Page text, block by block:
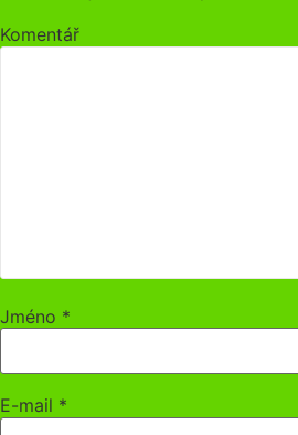
Komentář
Jméno *
E-mail *